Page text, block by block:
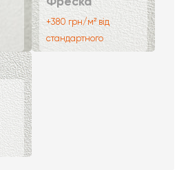
+380 грн/м² від
стандартного